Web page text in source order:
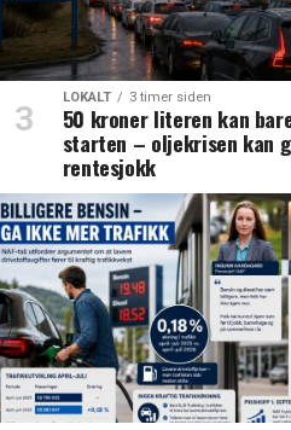
LOKALT 3 timer siden
50 kroner literen kan
starten – oljekrisen kan
rentesjokk